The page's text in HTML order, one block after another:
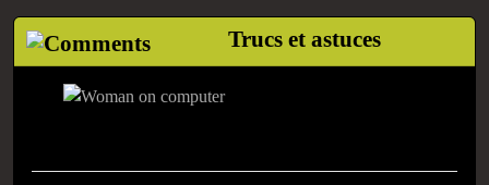
Trucs et astuces